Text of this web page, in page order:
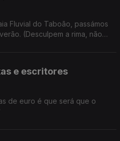
Fluvial do Taboão, passámos
(Desculpem a rima, não
e escritores
de euro é que será que o